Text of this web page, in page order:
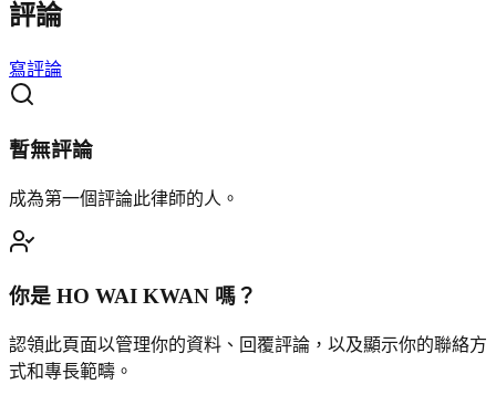
評論
寫評論
暫無評論
成為第一個評論此律師的人。
你是 HO WAI KWAN 嗎？
認領此頁面以管理你的資料、回覆評論，以及顯示你的聯絡方
式和專長範疇。